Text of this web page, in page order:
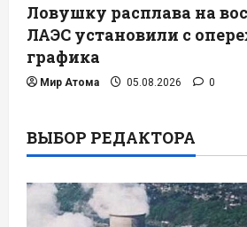
Ловушку расплава на
ЛАЭС установили с
графика
Мир Атома 05.08.2026 0
ВЫБОР РЕДАКТОРА